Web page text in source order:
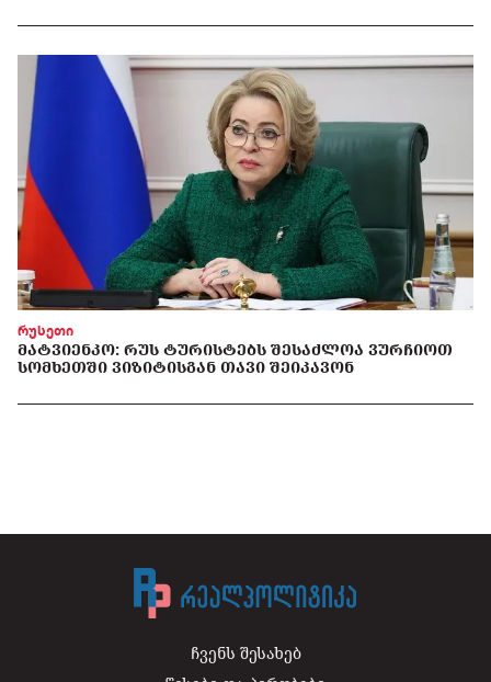
რუსეთი
ᲛᲐᲢᲕᲘᲔᲜᲙᲝ: ᲠᲣᲡ ᲢᲣᲠᲘᲡᲢᲔᲑᲡ ᲨᲔᲡᲐᲫᲚᲝᲐ ᲕᲣᲠᲩᲘᲝᲗ
ᲡᲝᲛᲮᲔᲗᲨᲘ ᲕᲘᲖᲘᲢᲘᲡᲒᲐᲜ ᲗᲐᲕᲘ ᲨᲔᲘᲙᲐᲕᲝᲜ
ჩვენს შესახებ